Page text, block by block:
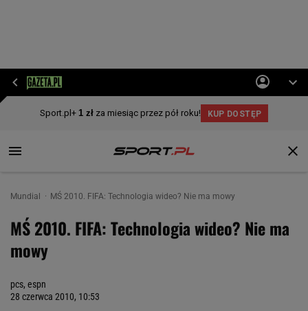
Mundial MŚ 2010. FIFA: Technologia wideo? Nie ma mowy
MŚ 2010. FIFA: Technologia wideo? Nie ma
mowy
pcs, espn
28 czerwca 2010, 10:53